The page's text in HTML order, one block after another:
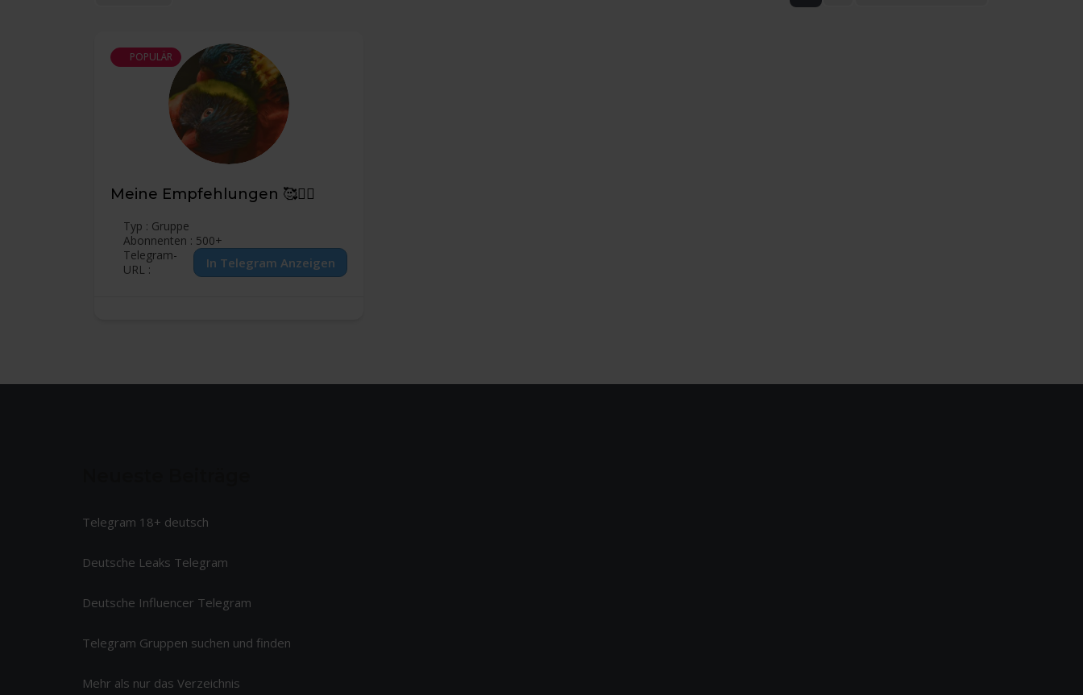
POPULÄR
Meine Empfehlungen 🥰🙋‍♂️
Typ : Gruppe
Abonnenten : 500+
Telegram-
URL :
Telegram 18+ deutsch
Deutsche Leaks Telegram
Deutsche Influencer Telegram
Telegram Gruppen suchen und finden
Mehr als nur das Verzeichnis